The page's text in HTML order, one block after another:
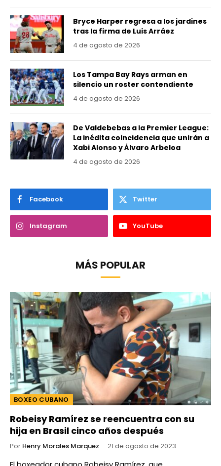
Bryce Harper regresa a los jardines
tras la firma de Luis Arráez
4 de agosto de 2026
Los Tampa Bay Rays arman en
silencio un roster contendiente
4 de agosto de 2026
De Valdebebas a la Premier League:
La inédita coincidencia que unirán a
Xabi Alonso y Álvaro Arbeloa
4 de agosto de 2026
Facebook Twitter
Instagram YouTube
MÁS POPULAR
BOXEO CUBANO
Robeisy Ramírez se reencuentra con su
hija en Brasil cinco años después
Por Henry Morales Marquez 21 de agosto de 2023